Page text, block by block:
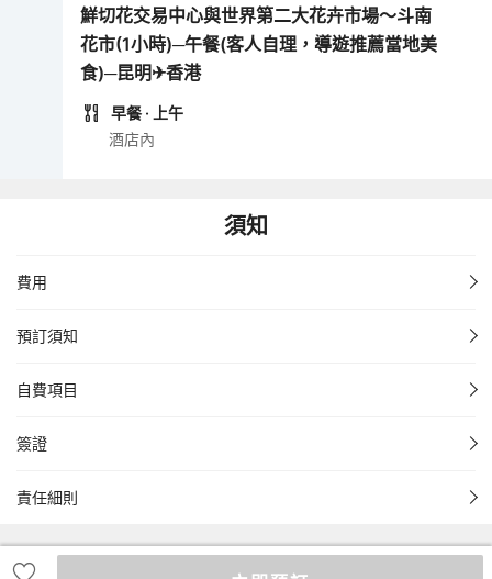
鮮切花交易中心與世界第二大花卉市場～斗南
花市(1小時)─午餐(客人自理，導遊推薦當地美
食)─昆明✈香港
早餐 · 上午
酒店內
須知
費用
預訂須知
自費項目
簽證
責任細則